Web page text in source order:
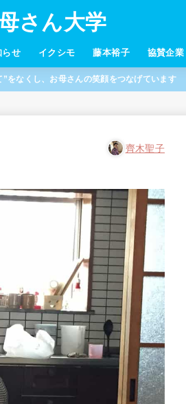
さん大学
らせ イクシモ 藤本裕子 協賛企業
”をなくし、お母さんの笑顔をつなげています
齊木聖子